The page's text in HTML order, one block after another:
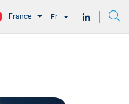
France Fr